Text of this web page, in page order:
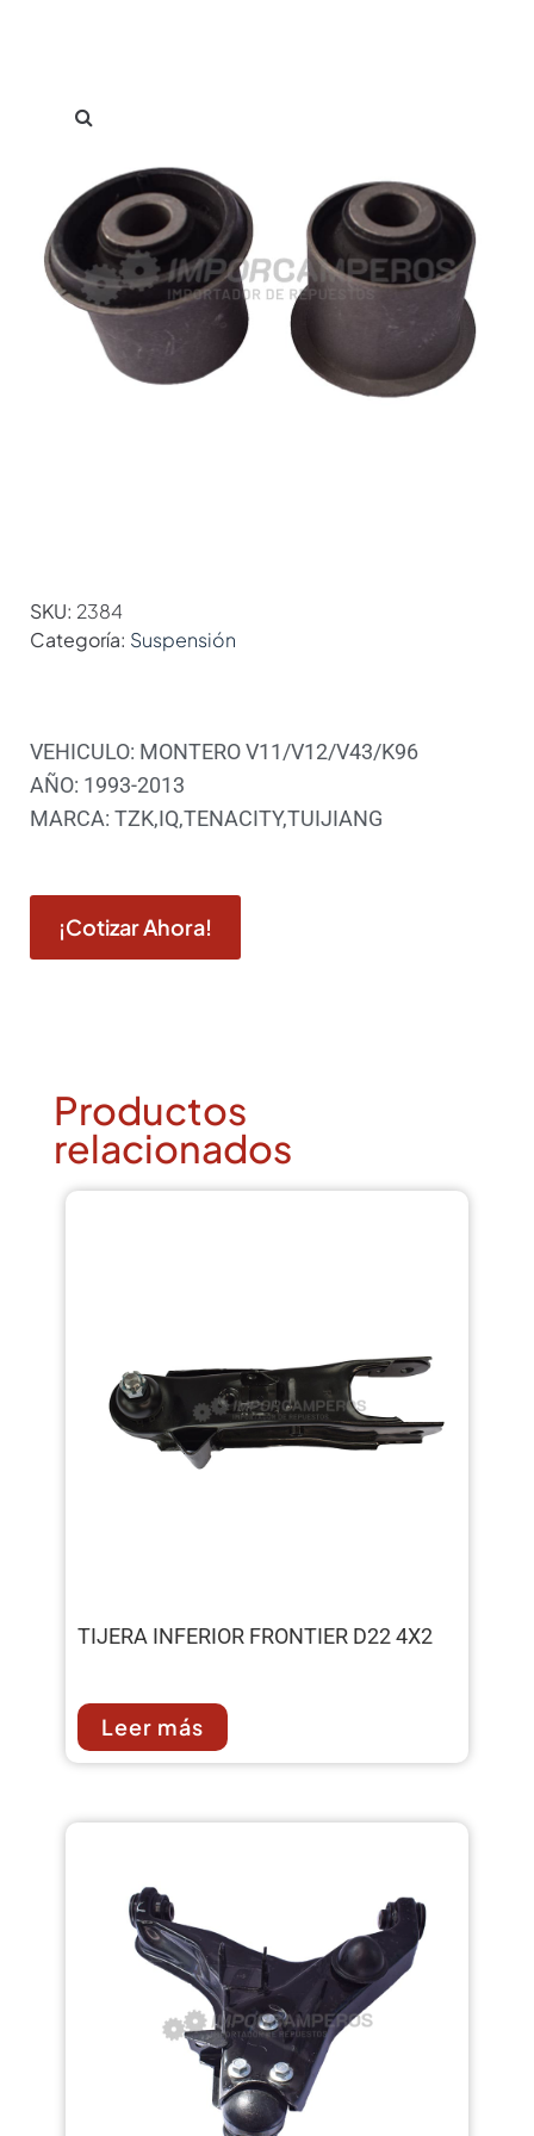
SKU: 2384
Categoría: Suspensión
VEHICULO: MONTERO V11/V12/V43/K96
AÑO: 1993-2013
MARCA: TZK,IQ,TENACITY,TUIJIANG
¡Cotizar Ahora!
Productos
relacionados
TIJERA INFERIOR FRONTIER D22 4X2
Leer más